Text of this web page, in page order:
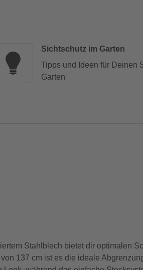
Sichtschutz im Garten
Tipps und Ideen für Deinen
Garten
Stahlblech bietet dir optimalen
137 cm ist es die ideale